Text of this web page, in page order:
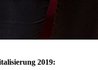
2019: